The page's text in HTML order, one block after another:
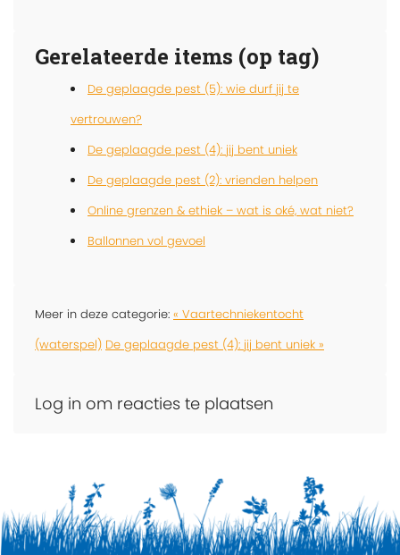
Gerelateerde items (op tag)
De geplaagde pest (5): wie durf jij te
vertrouwen?
De geplaagde pest (4): jij bent uniek
De geplaagde pest (2): vrienden helpen
Online grenzen & ethiek – wat is oké, wat niet?
Ballonnen vol gevoel
Meer in deze categorie: « Vaartechniekentocht
(waterspel) De geplaagde pest (4): jij bent uniek »
Log in om reacties te plaatsen